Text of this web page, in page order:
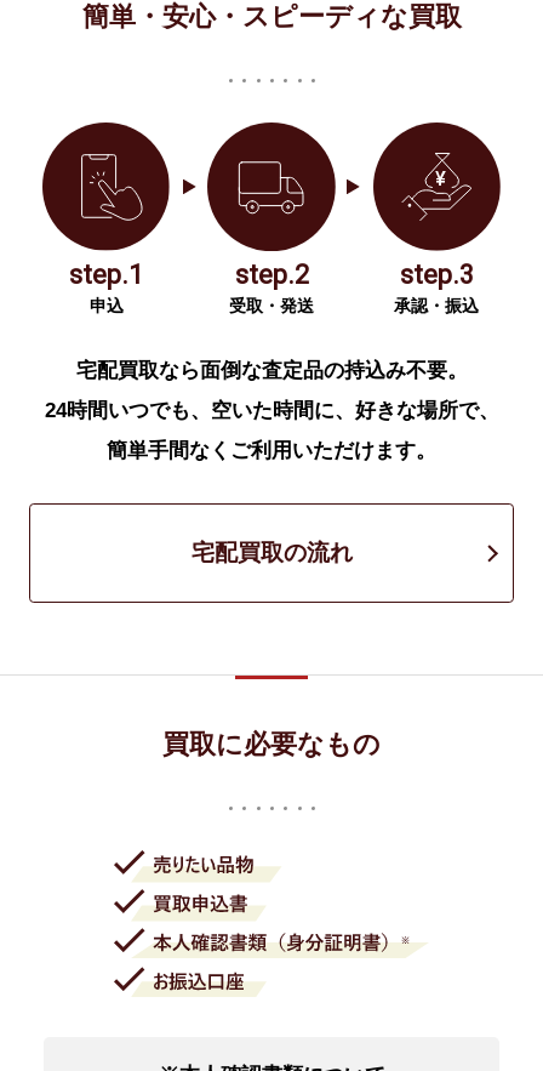
簡単・安心・スピーディな買取
step.1
申込
step.2
受取・発送
step.3
承認・振込
宅配買取なら面倒な査定品の持込み不要。
24時間いつでも、空いた時間に、好きな場所で、
簡単手間なくご利用いただけます。
宅配買取の流れ
買取に必要なもの